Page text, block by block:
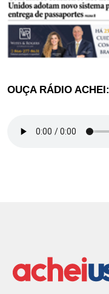
OUÇA RÁDIO ACHEI: